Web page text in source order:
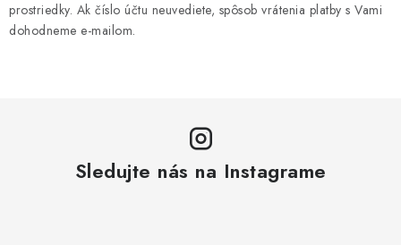
prostriedky. Ak číslo účtu neuvediete, spôsob vrátenia platby s Vami
dohodneme e-mailom.
Sledujte nás na Instagrame